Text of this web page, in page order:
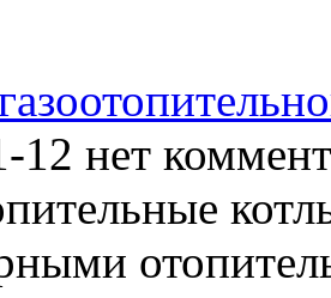
12 нет